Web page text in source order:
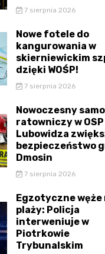
7 sierpnia 2026
Nowe fotele do
kangurowania w
skierniewickim
dzięki WOŚP!
7 sierpnia 2026
Nowoczesny
ratowniczy w OSP
Lubowidza
bezpieczeństwo
Dmosin
7 sierpnia 2026
Egzotyczne węże
plaży: Policja
interweniuje w
Piotrkowie
Trybunalskim